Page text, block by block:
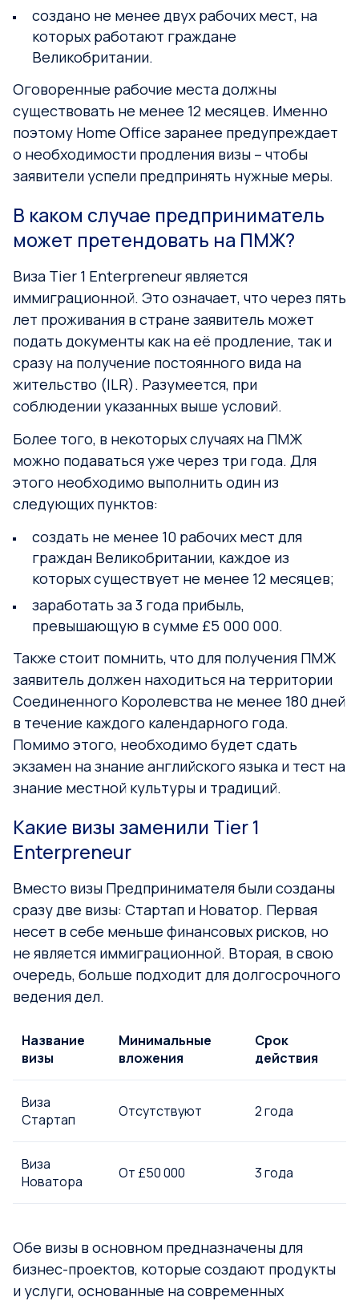
создано не менее двух рабочих мест, на
которых работают граждане
Великобритании.
Оговоренные рабочие места должны
существовать не менее 12 месяцев. Именно
поэтому Home Office заранее предупреждает
о необходимости продления визы – чтобы
заявители успели предпринять нужные меры.
В каком случае предприниматель
может претендовать на ПМЖ?
Виза Tier 1 Enterpreneur является
иммиграционной. Это означает, что через пять
лет проживания в стране заявитель может
подать документы как на её продление, так и
сразу на получение постоянного вида на
жительство (ILR). Разумеется, при
соблюдении указанных выше условий.
Более того, в некоторых случаях на ПМЖ
можно подаваться уже через три года. Для
этого необходимо выполнить один из
следующих пунктов:
создать не менее 10 рабочих мест для
граждан Великобритании, каждое из
которых существует не менее 12 месяцев;
заработать за 3 года прибыль,
превышающую в сумме £5 000 000.
Также стоит помнить, что для получения ПМЖ
заявитель должен находиться на территории
Соединенного Королевства не менее 180 дней
в течение каждого календарного года.
Помимо этого, необходимо будет сдать
экзамен на знание английского языка и тест на
знание местной культуры и традиций.
Какие визы заменили Tier 1
Enterpreneur
Вместо визы Предпринимателя были созданы
сразу две визы: Стартап и Новатор. Первая
несет в себе меньше финансовых рисков, но
не является иммиграционной. Вторая, в свою
очередь, больше подходит для долгосрочного
ведения дел.
Название
визы
Минимальные
вложения
Срок
действия
Виза
Стартап
Отсутствуют 2 года
Виза
Новатора
От £50 000 3 года
Обе визы в основном предназначены для
бизнес-проектов, которые создают продукты
и услуги, основанные на современных